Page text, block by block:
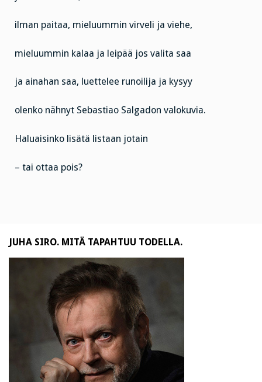
ilman paitaa, mieluummin virveli ja viehe,
mieluummin kalaa ja leipää jos valita saa
ja ainahan saa, luettelee runoilija ja kysyy
olenko nähnyt Sebastiao Salgadon valokuvia.
Haluaisinko lisätä listaan jotain
– tai ottaa pois?
JUHA SIRO. MITÄ TAPAHTUU TODELLA.